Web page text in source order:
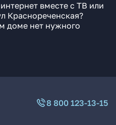
вместе с ТВ или
Краснореченская?
доме нет нужного
8 800 123-13-15